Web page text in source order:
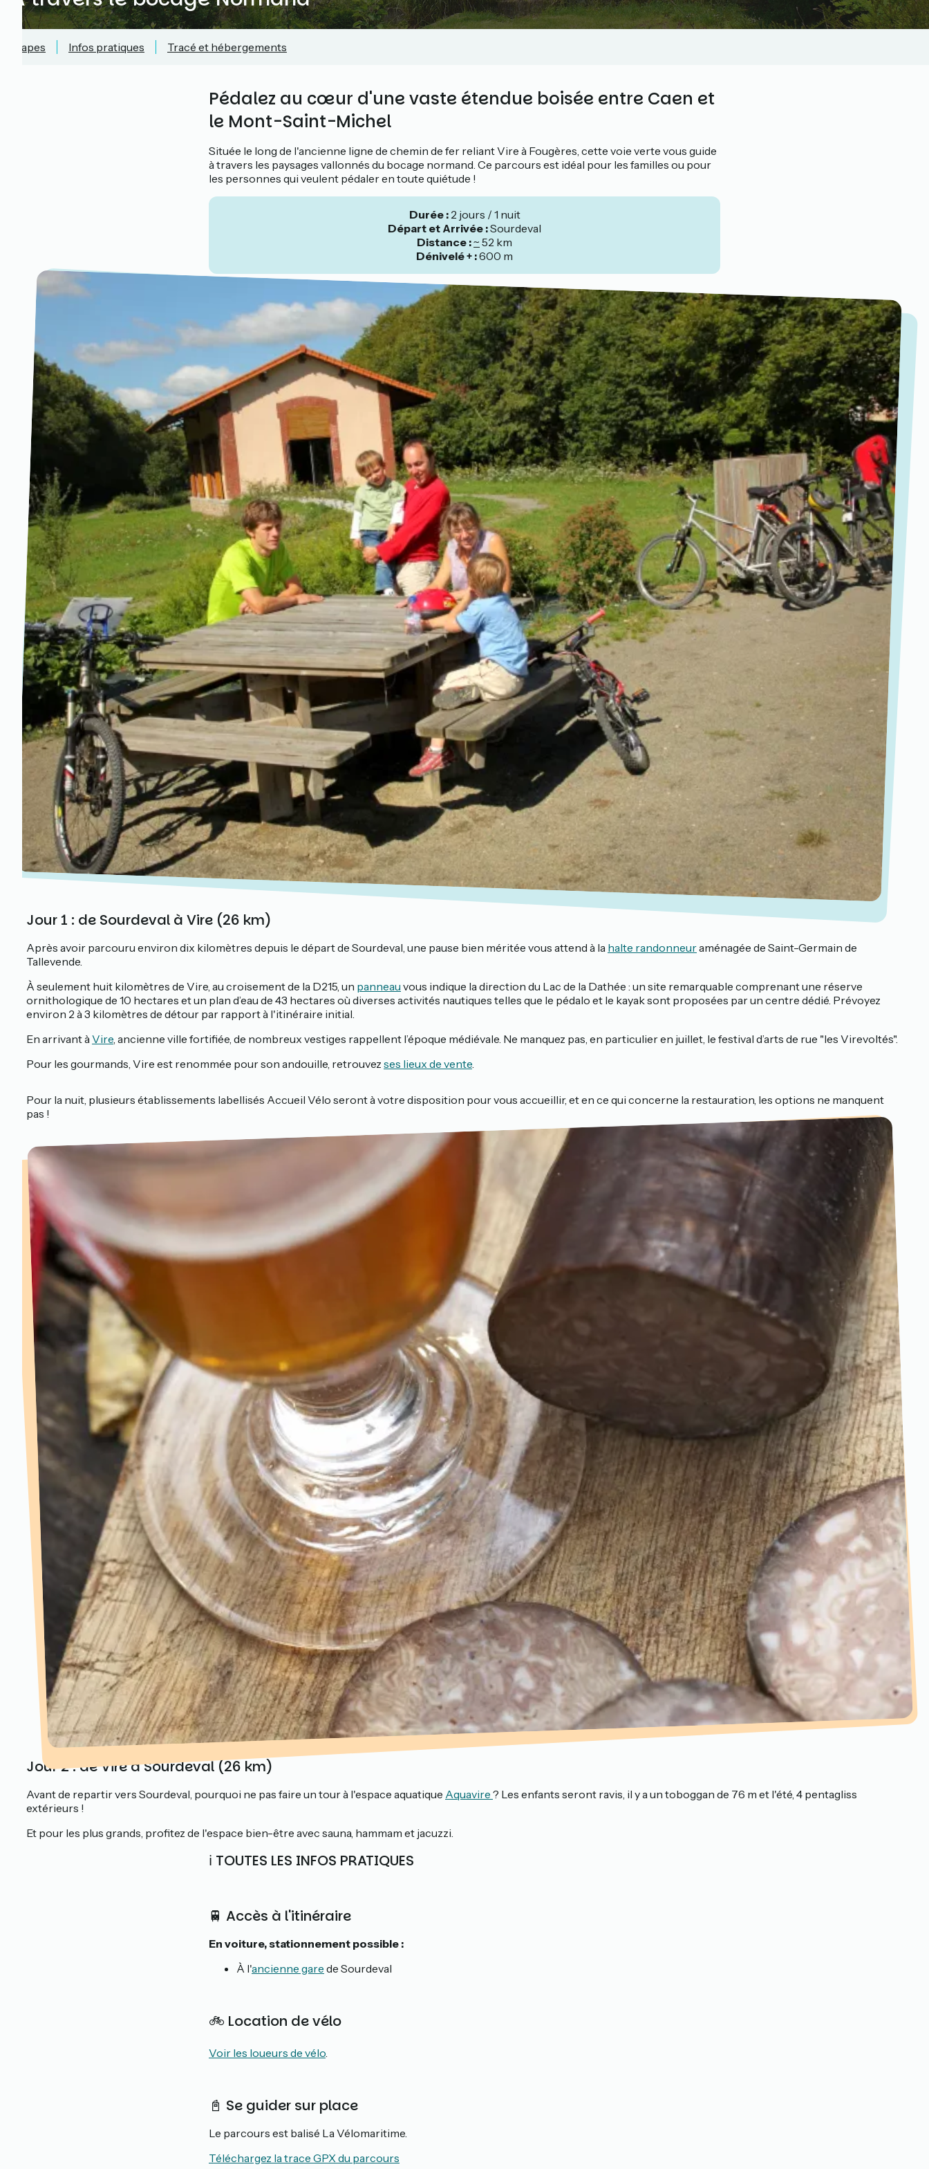
Étapes Infos pratiques Tracé et hébergements
Pédalez au cœur d'une vaste étendue boisée entre Caen et
le Mont-Saint-Michel
Située le long de l'ancienne ligne de chemin de fer reliant Vire à Fougères, cette voie verte vous guide
à travers les paysages vallonnés du bocage normand. Ce parcours est idéal pour les familles ou pour
les personnes qui veulent pédaler en toute quiétude !
Durée :2 jours / 1 nuit
Départ et Arrivée :Sourdeval
Distance :~ 52 km
Dénivelé + :600 m
Jour 1 : de Sourdeval à Vire (26 km)
Après avoir parcouru environ dix kilomètres depuis le départ de Sourdeval, une pause bien méritée vous attend à la halte randonneuraménagée de Saint-Germain de
Tallevende.
À seulement huit kilomètres de Vire, au croisement de la D215, un panneau vous indique la direction du Lac de la Dathée : un site remarquable comprenant une réserve
ornithologique de 10 hectares et un plan d’eau de 43 hectares où diverses activités nautiques telles que le pédalo et le kayak sont proposées par un centre dédié. Prévoyez
environ 2 à 3 kilomètres de détour par rapport à l'itinéraire initial.
En arrivant à Vire , ancienne ville fortifiée, de nombreux vestiges rappellent l’époque médiévale. Ne manquez pas, en particulier en juillet, le festival d’arts de rue "les Virevoltés".
Pour les gourmands, Vire est renommée pour son andouille, retrouvez ses lieux de vente
Pour la nuit, plusieurs établissements labellisés Accueil Vélo seront à votre disposition pour vous accueillir, et en ce qui concerne la restauration, les options ne manquent
pas !
Jour 2 : de Vire à Sourdeval (26 km)
Avant de repartir vers Sourdeval, pourquoi ne pas faire un tour à l'espace aquatique Aquavire ? Les enfants seront ravis, il y a un toboggan de 76 m et l'été, 4 pentagliss
extérieurs !
Et pour les plus grands, profitez de l'espace bien-être avec sauna, hammam et jacuzzi.
ℹ️ TOUTES LES INFOS PRATIQUES
🚆 Accès à l'itinéraire
En voiture, stationnement possible :
À l'ancienne gare de Sourdeval
🚲 Location de vélo
Voir les loueurs de vélo
📓 Se guider sur place
Le parcours est balisé La Vélomaritime.
Téléchargez la trace GPX du parcours